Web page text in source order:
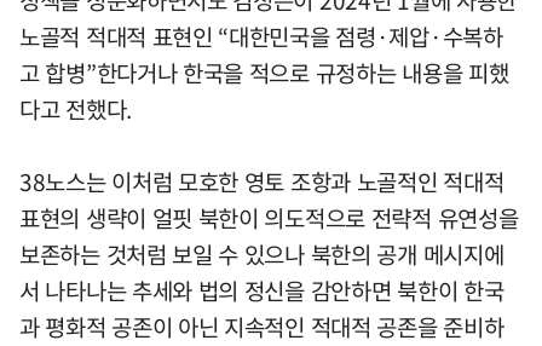
노골적 적대적 표현인 “대한민국을 점령·제압·수복하
고 합병”한다거나 한국을 적으로 규정하는 내용을 피했
다고 전했다.
38노스는 이처럼 모호한 영토 조항과 노골적인 적대적
표현의 생략이 얼핏 북한이 의도적으로 전략적 유연성을
보존하는 것처럼 보일 수 있으나 북한의 공개 메시지에
서 나타나는 추세와 법의 정신을 감안하면 북한이 한국
과 평화적 공존이 아닌 지속적인 적대적 공존을 준비하